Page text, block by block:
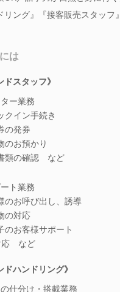
リング』『接客販売スタッフ
は
ドスタッフ》
ー業務
クイン手続き
の発券
のお預かり
類の確認 など
ト業務
のお呼び出し、誘導
の対応
のお客様サポート
応 など
ドハンドリング》
仕分け・搭載業務